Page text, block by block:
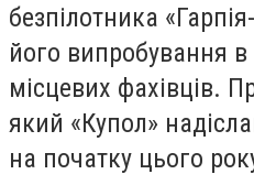
безпілотника
його випробування
місцевих фахівців.
який «Купол»
на початку цього